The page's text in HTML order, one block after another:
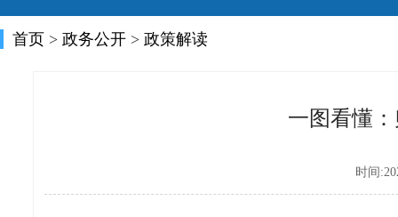
首页 > 政务公开 > 政策解读
一图看懂
时间